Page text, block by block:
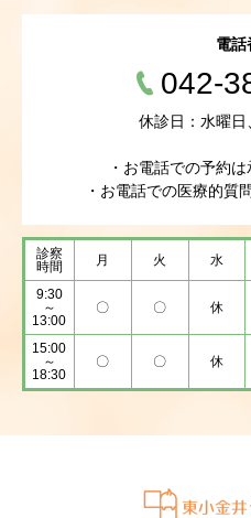
電話
042-
休診日：水曜日
・お電話での予約
・お電話での医療的質
診察
時間
月 火 水
9:30
～
13:00
〇 〇 休
15:00
～
18:30
〇 〇 休